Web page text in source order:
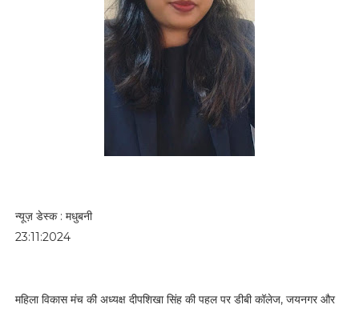
न्यूज़ डेस्क : मधुबनी
23:11:2024
महिला विकास मंच की अध्यक्ष दीपशिखा सिंह की पहल पर डीबी कॉलेज, जयनगर और